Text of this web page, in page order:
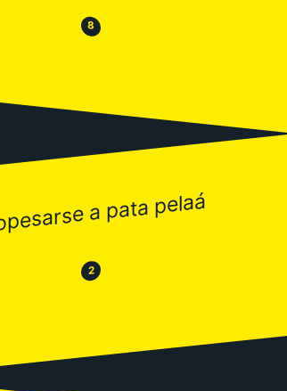
😒 8 😂
a pata pelaá
😒 2 😂